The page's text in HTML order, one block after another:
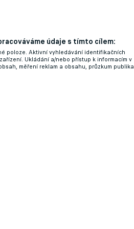
údaje s tímto cílem:
poloze. Aktivní vyhledávání identifikačních
Ukládání a/nebo přístup k informacím v
měření reklam a obsahu, průzkum publika